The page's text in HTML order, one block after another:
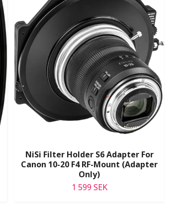
NiSi Filter Holder S6 Adapter For
Canon 10-20 F4 RF-Mount (Adapter
Only)
1 599 SEK